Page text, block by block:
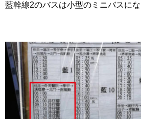
藍幹線2のバスは小型のミニバスにな